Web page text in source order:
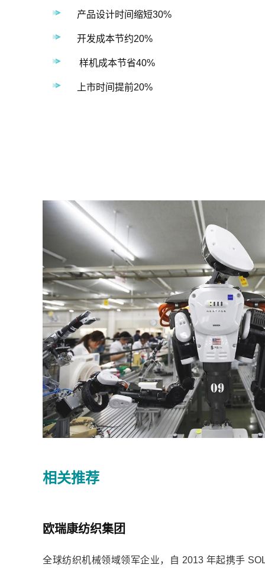
产品设计时间缩短30%
开发成本节约20%
样机成本节省40%
上市时间提前20%
相关推荐
欧瑞康纺织集团
全球纺织机械领域领军企业，自 2013 年起携手